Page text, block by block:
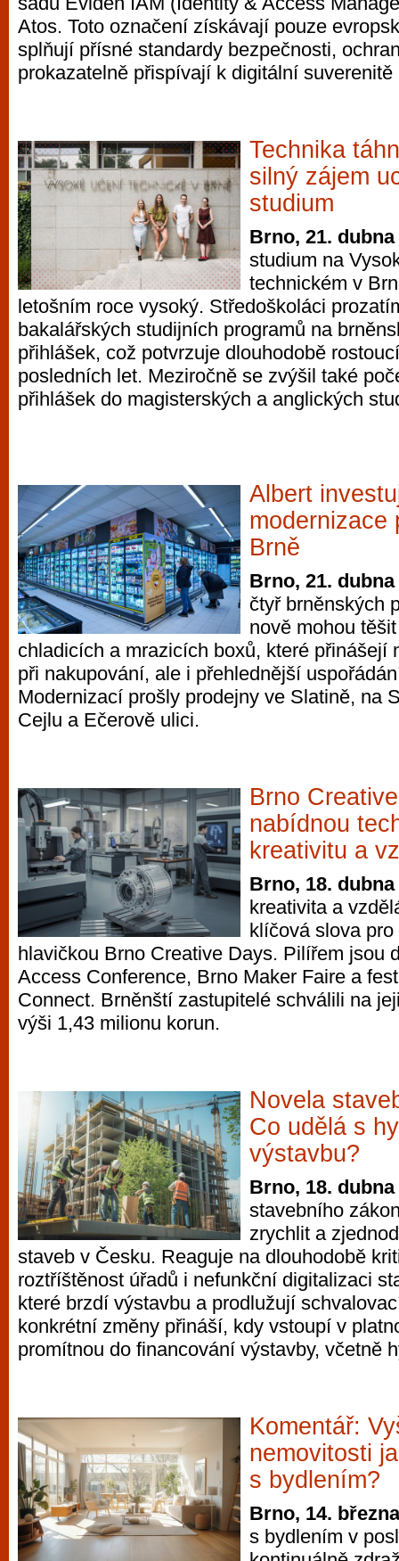
Atos. Toto označení získávají pouze
splňují přísné standardy bezpečnosti,
prokazatelně přispívají k digitální suverenitě
Technika
silný zájem
studium
Brno, 21. dubna
studium na
technickém v
letošním roce vysoký. Středoškoláci
bakalářských studijních programů na
přihlášek, což potvrzuje dlouhodobě
posledních let. Meziročně se zvýšil také
přihlášek do magisterských a anglických
Albert
modernizace
Brně
Brno, 21. dubna
čtyř brněnských
nově mohou
chladicích a mrazicích boxů, které přinášejí
při nakupování, ale i přehlednější
Modernizací prošly prodejny ve Slatině, na
Cejlu a Ečerově ulici.
Brno
nabídnou
kreativitu a
Brno, 18. dubna
kreativita a
klíčová slova
hlavičkou Brno Creative Days. Pilířem jsou
Access Conference, Brno Maker Faire a
Connect. Brněnští zastupitelé schválili na
výši 1,43 milionu korun.
Novela
Co udělá s
výstavbu?
Brno, 18. dubna
stavebního
zrychlit a
staveb v Česku. Reaguje na dlouhodobě
roztříštěnost úřadů i nefunkční digitalizaci
které brzdí výstavbu a prodlužují
konkrétní změny přináší, kdy vstoupí v
promítnou do financování výstavby, včetně
Komentář:
nemovitosti
s bydlením?
Brno, 14.
s bydlením v